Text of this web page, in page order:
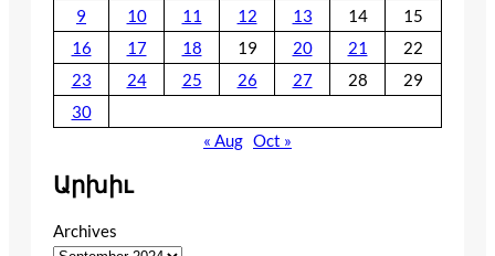
9
10 11 12 13 14
15
16
17 18 19 20 21
22
23
24 25 26 27 28
29
30
« Aug Oct »
Արխիւ
Archives